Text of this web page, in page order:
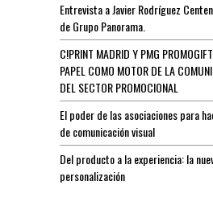
Entrevista a Javier Rodríguez
de Grupo Panorama.
C!PRINT MADRID Y PMG
PAPEL COMO MOTOR DE LA
DEL SECTOR PROMOCIONAL
El poder de las asociaciones para
de comunicación visual
Del producto a la experiencia: la
personalización